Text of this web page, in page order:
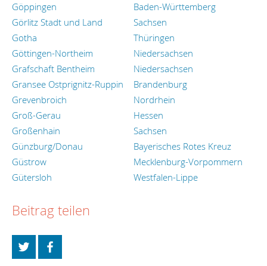
Göppingen
Baden-Württemberg
Görlitz Stadt und Land
Sachsen
Gotha
Thüringen
Göttingen-Northeim
Niedersachsen
Grafschaft Bentheim
Niedersachsen
Gransee Ostprignitz-Ruppin
Brandenburg
Grevenbroich
Nordrhein
Groß-Gerau
Hessen
Großenhain
Sachsen
Günzburg/Donau
Bayerisches Rotes Kreuz
Güstrow
Mecklenburg-Vorpommern
Gütersloh
Westfalen-Lippe
Beitrag teilen